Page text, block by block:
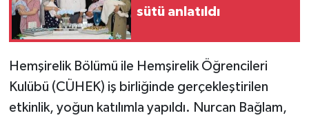
sütü anlatıldı
Hemşirelik Bölümü ile Hemşirelik Öğrencileri
Kulübü (CÜHEK) iş birliğinde gerçekleştirilen
etkinlik, yoğun katılımla yapıldı. Nurcan Bağlam,